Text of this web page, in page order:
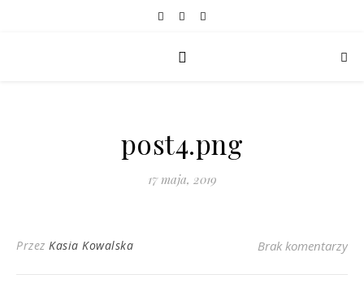
post4.png
17 maja, 2019
Przez Kasia Kowalska Brak komentarzy